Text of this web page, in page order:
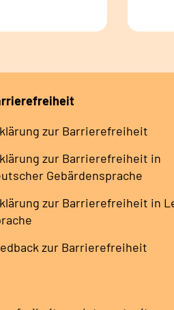
zur Barrierefreiheit
zur Barrierefreiheit in
Gebärdensprache
zur Barrierefreiheit in
zur Barrierefreiheit